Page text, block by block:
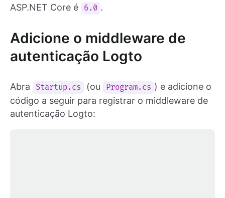
ASP.NET Core é
6.0 .
Adicione o middleware de
autenticação Logto
Abra Startup.cs (ou Program.cs ) e adicione o
código a seguir para registrar o middleware de
autenticação Logto: